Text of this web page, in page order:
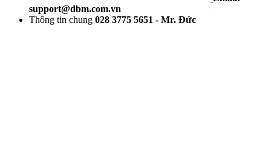
support@dbm.com.vn
Thông tin chung 028 3775 5651 - Mr. Đức